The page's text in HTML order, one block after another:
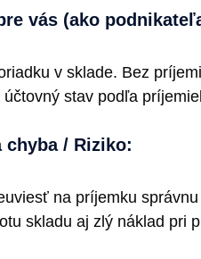
vás (ako
v sklade. Bez
účtovný stav podľa
chyba / Riziko:
na príjemku
skladu aj zlý náklad pri